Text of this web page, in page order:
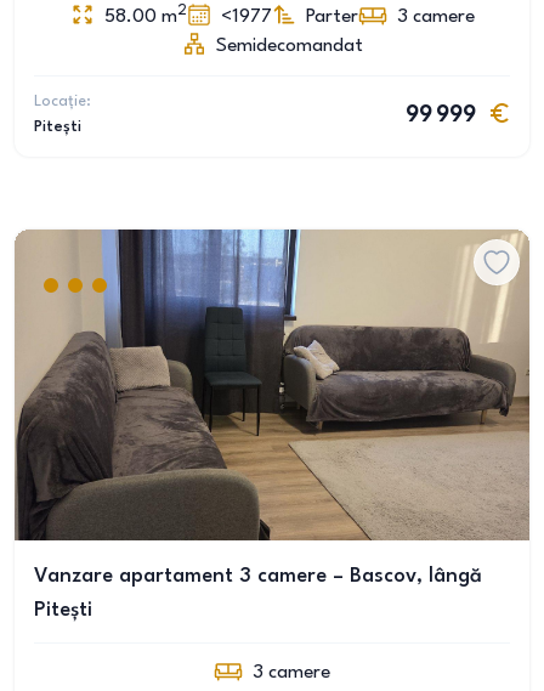
58.00 m2 <1977 Parter 3 camere
Semidecomandat
Locație:
Pitești
99 999
Vanzare apartament 3 camere – Bascov, lângă
Pitești
3 camere